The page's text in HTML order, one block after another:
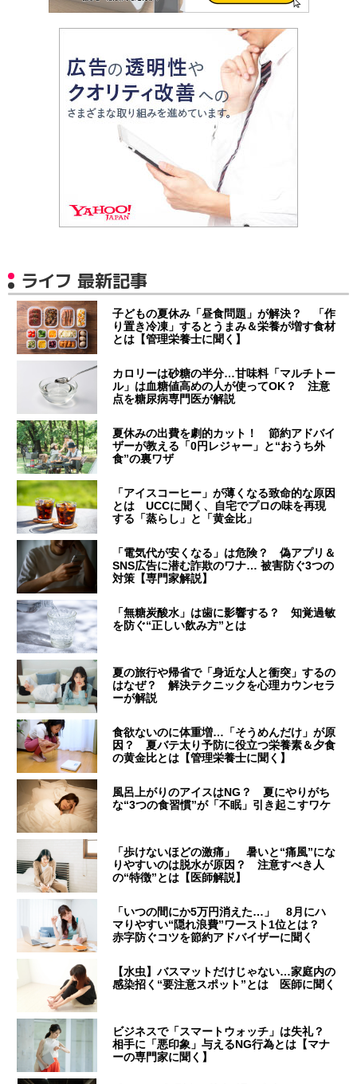
ライフ 最新記事
子どもの夏休み「昼食問題」が解決？ 「作
り置き冷凍」するとうまみ＆栄養が増す食材
とは【管理栄養士に聞く】
カロリーは砂糖の半分…甘味料「マルチトー
ル」は血糖値高めの人が使ってOK？ 注意
点を糖尿病専門医が解説
夏休みの出費を劇的カット！ 節約アドバイ
ザーが教える「0円レジャー」と“おうち外
食”の裏ワザ
「アイスコーヒー」が薄くなる致命的な原因
とは UCCに聞く、自宅でプロの味を再現
する「蒸らし」と「黄金比」
「電気代が安くなる」は危険？ 偽アプリ＆
SNS広告に潜む詐欺のワナ… 被害防ぐ3つの
対策【専門家解説】
「無糖炭酸水」は歯に影響する？ 知覚過敏
を防ぐ“正しい飲み方”とは
夏の旅行や帰省で「身近な人と衝突」するの
はなぜ？ 解決テクニックを心理カウンセラ
ーが解説
食欲ないのに体重増…「そうめんだけ」が原
因？ 夏バテ太り予防に役立つ栄養素＆夕食
の黄金比とは【管理栄養士に聞く】
風呂上がりのアイスはNG？ 夏にやりがち
な“3つの食習慣”が「不眠」引き起こすワケ
「歩けないほどの激痛」 暑いと“痛風”にな
りやすいのは脱水が原因？ 注意すべき人
の“特徴”とは【医師解説】
「いつの間にか5万円消えた…」 8月にハ
マりやすい“隠れ浪費”ワースト1位とは？
赤字防ぐコツを節約アドバイザーに聞く
【水虫】バスマットだけじゃない…家庭内の
感染招く“要注意スポット”とは 医師に聞く
ビジネスで「スマートウォッチ」は失礼？
相手に「悪印象」与えるNG行為とは【マナ
ーの専門家に聞く】